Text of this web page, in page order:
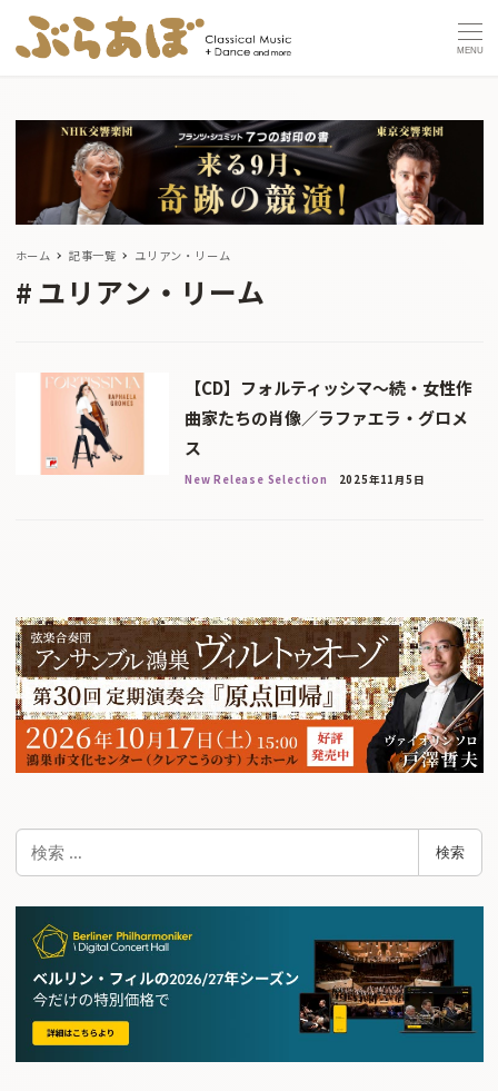
MENU
ホーム 記事一覧 ユリアン・リーム
ユリアン・リーム
【CD】フォルティッシマ～続・女性作
曲家たちの肖像／ラファエラ・グロメ
ス
New Release Selection 2025年11月5日
検
検索